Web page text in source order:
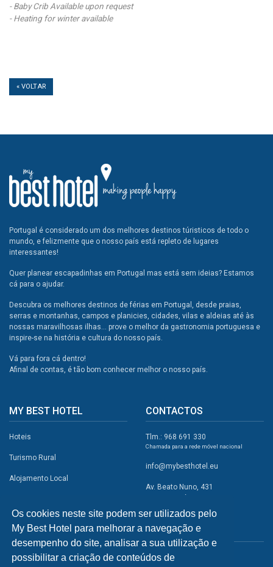
Os cookies neste site podem ser utilizados pelo
My Best Hotel para melhorar a navegação e
desempenho do site, analisar a sua utilização e
possibilitar a criação de conteúdos de
- Baby Crib Available upon request
- Heating for winter available
« VOLTAR
Portugal é considerado um dos melhores destinos túristicos de todo o
mundo, e felizmente que o nosso país está repleto de lugares
interessantes!
Quer planear escapadinhas em Portugal mas está sem ideias? Estamos
cá para o ajudar.
Descubra os melhores destinos de férias em Portugal, desde praias,
serras e montanhas, campos e planicies, cidades, vilas e aldeias até às
nossas maravilhosas ilhas... prove o melhor da gastronomia portuguesa e
inspire-se na história e cultura do nosso país.
Vá para fora cá dentro!
Afinal de contas, é tão bom conhecer melhor o nosso país.
MY BEST HOTEL
Hoteis
Turismo Rural
Alojamento Local
Campismo
Atividades
Restaurantes
CONTACTOS
Tlm.: 968 691 330
Chamada para a rede móvel nacional
info@mybesthotel.eu
Av. Beato Nuno, 431
2495-401 Fátima
REDES SOCIAIS